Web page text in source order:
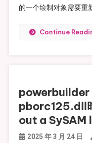
的一个绘制对象需要
Continue
powerbuilder
pborc125.dll
out a SySAM
2025 年 3 月 24 日